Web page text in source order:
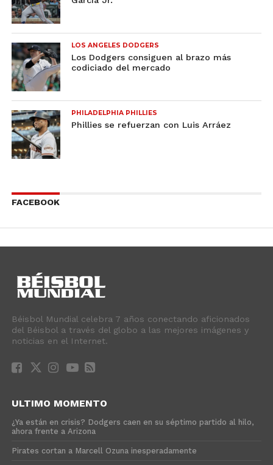
LOS ANGELES DODGERS
Los Dodgers consiguen al brazo más
codiciado del mercado
PHILADELPHIA PHILLIES
Phillies se refuerzan con Luis Arráez
FACEBOOK
Béisbol Mundial celebra 7 años conectando aficionados
del Béisbol a través del globo a las mejores imágenes y
noticias en el Internet.
ULTIMO MOMENTO
¿Ya están en crisis? Dodgers caen en su séptimo partido al hilo,
ahora frente a Arizona
Pirates cortan a Marcell Ozuna inesperadamente